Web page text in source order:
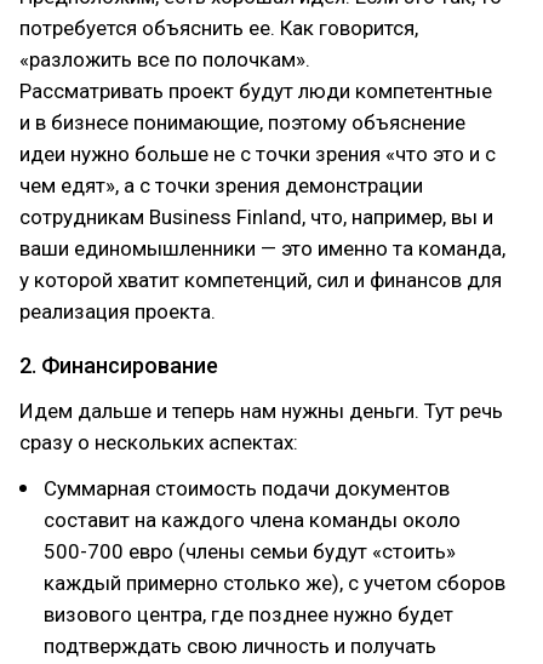
потребуется объяснить ее. Как говорится,
«разложить все по полочкам».
Рассматривать проект будут люди компетентные
и в бизнесе понимающие, поэтому объяснение
идеи нужно больше не с точки зрения «что это и с
чем едят», а с точки зрения демонстрации
сотрудникам Business Finland, что, например, вы и
ваши единомышленники — это именно та команда,
у которой хватит компетенций, сил и финансов для
реализация проекта.
2. Финансирование
Идем дальше и теперь нам нужны деньги. Тут речь
сразу о нескольких аспектах:
Суммарная стоимость подачи документов
составит на каждого члена команды около
500-700 евро (члены семьи будут «стоить»
каждый примерно столько же), с учетом сборов
визового центра, где позднее нужно будет
подтверждать свою личность и получать